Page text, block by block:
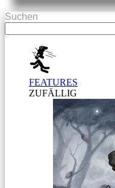
Suchen
FEATURES
ZUFÄLLIG